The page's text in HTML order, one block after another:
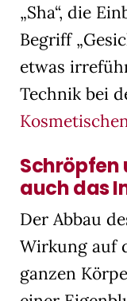
„Sha“, die
Begriff
etwas
Technik bei
Schröpfen
auch das
Der Abbau
Wirkung auf
ganzen